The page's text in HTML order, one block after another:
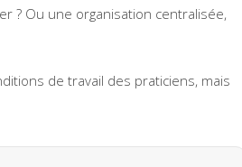
? Ou une organisation centralisée,
de travail des praticiens, mais